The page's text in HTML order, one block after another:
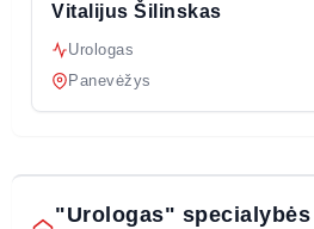
Vitalijus Šilinskas
Urologas
Panevėžys
"Urologas"